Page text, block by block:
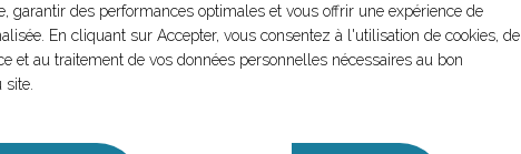
garantir des performances optimales et vous offrir une expérience de
En cliquant sur Accepter, vous consentez à l'utilisation de cookies, de
et au traitement de vos données personnelles nécessaires au bon
site.